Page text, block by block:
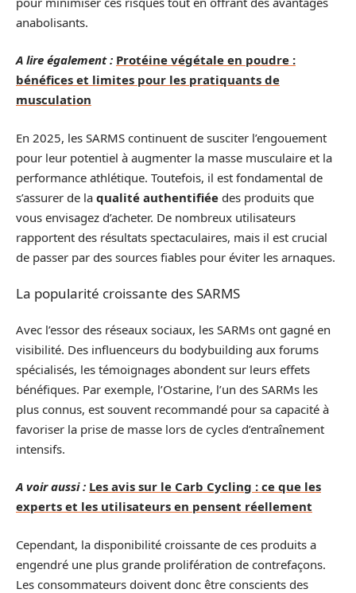
anabolisants.
A lire également : Protéine végétale en poudre :
bénéfices et limites pour les pratiquants de
musculation
En 2025, les SARMS continuent de susciter l’engouement
pour leur potentiel à augmenter la masse musculaire et la
performance athlétique. Toutefois, il est fondamental de
s’assurer de la qualité authentifiée des produits que
vous envisagez d’acheter. De nombreux utilisateurs
rapportent des résultats spectaculaires, mais il est crucial
de passer par des sources fiables pour éviter les arnaques.
La popularité croissante des SARMS
Avec l’essor des réseaux sociaux, les SARMs ont gagné en
visibilité. Des influenceurs du bodybuilding aux forums
spécialisés, les témoignages abondent sur leurs effets
bénéfiques. Par exemple, l’Ostarine, l’un des SARMs les
plus connus, est souvent recommandé pour sa capacité à
favoriser la prise de masse lors de cycles d’entraînement
intensifs.
A voir aussi : Les avis sur le Carb Cycling : ce que les
experts et les utilisateurs en pensent réellement
Cependant, la disponibilité croissante de ces produits a
engendré une plus grande prolifération de contrefaçons.
Les consommateurs doivent donc être conscients des